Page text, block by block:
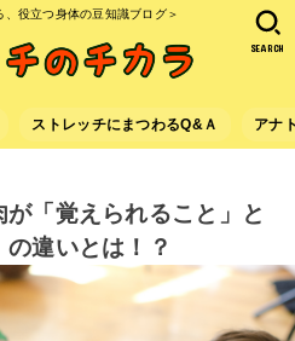
、役立つ身体の豆知識ブログ＞
ストレッチにまつわるQ&Ａ アナ
SEARCH
が「覚えられること」と
の違いとは！？